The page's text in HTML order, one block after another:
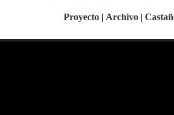
Proyecto | Archivo |